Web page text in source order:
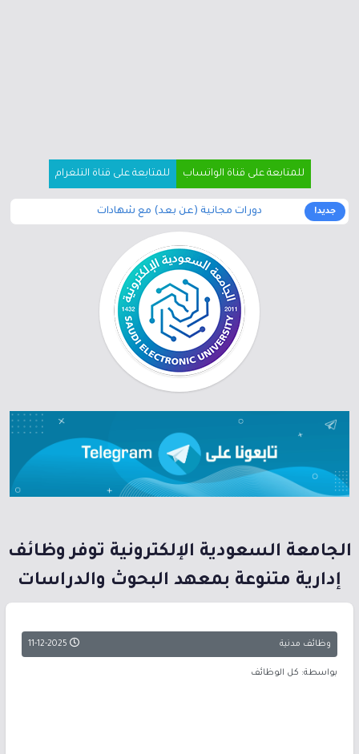
للمتابعة على قناة الواتساب للمتابعة على قناة التلغرام
جديد! دورات مجانية (عن بعد) مع شهادات
الجامعة السعودية الإلكترونية توفر وظائف
إدارية متنوعة بمعهد البحوث والدراسات
وظائف مدنية 11-12-2025
بواسطة: كل الوظائف